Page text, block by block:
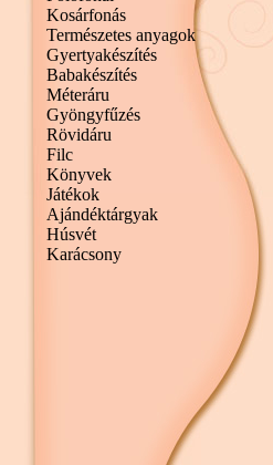
Kosárfonás
Természetes anyagok
Gyertyakészítés
Babakészítés
Méteráru
Gyöngyfűzés
Rövidáru
Filc
Könyvek
Játékok
Ajándéktárgyak
Húsvét
Karácsony